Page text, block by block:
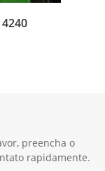
preencha o
rapidamente.